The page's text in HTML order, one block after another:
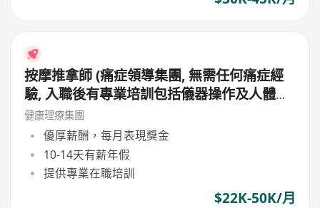
按摩推拿師 (痛症領導集團, 無需任何痛症經
驗, 入職後有專業培訓包括儀器操作及人體經
絡等, 培訓費用全免, 可提升自己儀器技術及
知識)
健康理療集團
優厚薪酬，每月表現獎金
10-14天有薪年假
提供專業在職培訓
$22K-50K/月